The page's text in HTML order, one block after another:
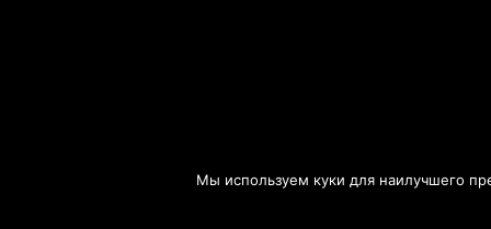
Мы используем куки для наилучшего